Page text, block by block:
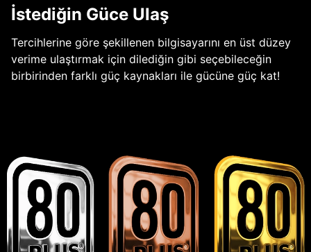
İstediğin Güce Ulaş
Tercihlerine göre şekillenen bilgisayarını en üst düzey
verime ulaştırmak için dilediğin gibi seçebileceğin
birbirinden farklı güç kaynakları ile gücüne güç kat!